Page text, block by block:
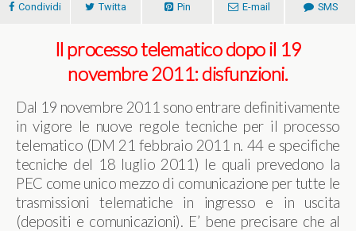
Condividi Twitta Pin E-mail SMS
Il processo telematico dopo il 19
novembre 2011: disfunzioni.
Dal 19 novembre 2011 sono entrare definitivamente
in vigore le nuove regole tecniche per il processo
telematico (DM 21 febbraio 2011 n. 44 e specifiche
tecniche del 18 luglio 2011) le quali prevedono la
PEC come unico mezzo di comunicazione per tutte le
trasmissioni telematiche in ingresso e in uscita
(depositi e comunicazioni). E’ bene precisare che al